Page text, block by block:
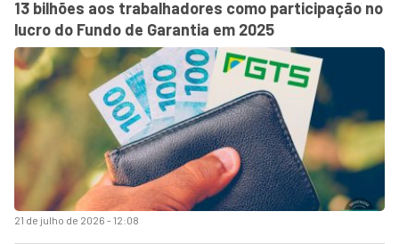
21 de julho de 2026 - 12:08
13 bilhões aos trabalhadores como participação no
lucro do Fundo de Garantia em 2025